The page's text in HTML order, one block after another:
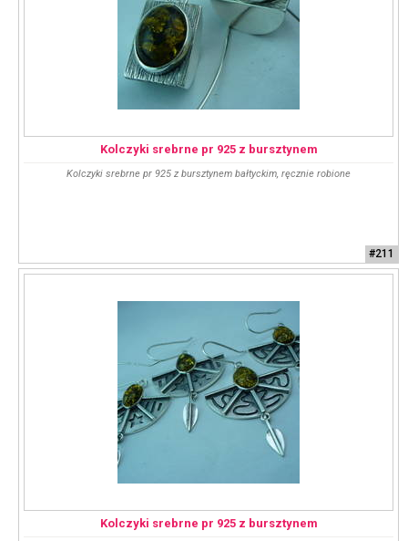
Kolczyki srebrne pr 925 z bursztynem
Kolczyki srebrne pr 925 z bursztynem bałtyckim, ręcznie robione
#211
Kolczyki srebrne pr 925 z bursztynem